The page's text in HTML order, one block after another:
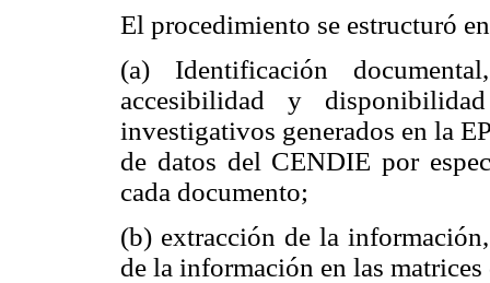
El procedimiento se estructuró
(a) Identificación
accesibilidad y
investigativos generados en la
de datos del CENDIE por
cada documento;
(b) extracción de la
de la información en las